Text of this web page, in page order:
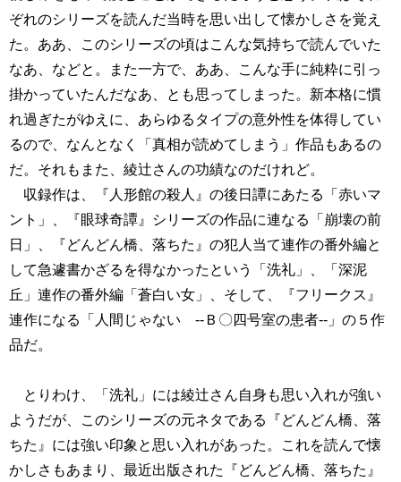
ぞれのシリーズを読んだ当時を思い出して懐かしさを覚え
た。ああ、このシリーズの頃はこんな気持ちで読んでいた
なあ、などと。また一方で、ああ、こんな手に純粋に引っ
掛かっていたんだなあ、とも思ってしまった。新本格に慣
れ過ぎたがゆえに、あらゆるタイプの意外性を体得してい
るので、なんとなく「真相が読めてしまう」作品もあるの
だ。それもまた、綾辻さんの功績なのだけれど。
収録作は、『人形館の殺人』の後日譚にあたる「赤いマ
ント」、『眼球奇譚』シリーズの作品に連なる「崩壊の前
日」、『どんどん橋、落ちた』の犯人当て連作の番外編と
して急遽書かざるを得なかったという「洗礼」、「深泥
丘」連作の番外編「蒼白い女」、そして、『フリークス』
連作になる「人間じゃない --Ｂ〇四号室の患者--」の５作
品だ。
とりわけ、「洗礼」には綾辻さん自身も思い入れが強い
ようだが、このシリーズの元ネタである『どんどん橋、落
ちた』には強い印象と思い入れがあった。これを読んで懐
かしさもあまり、最近出版された『どんどん橋、落ちた』